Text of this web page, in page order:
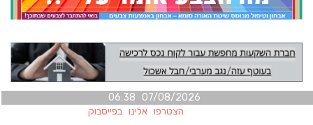
07/08/2026 06:38
הצטרפו אלינו בפייסבוק